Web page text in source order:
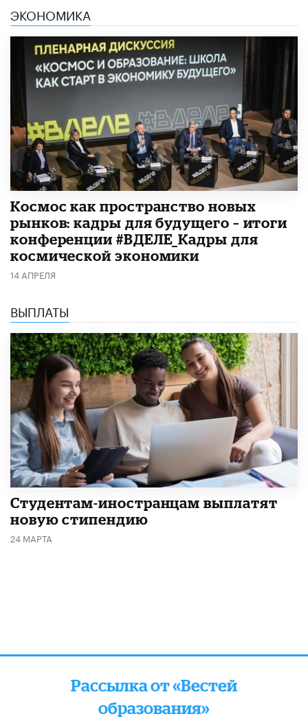
ЭКОНОМИКА
Космос как пространство новых
рынков: кадры для будущего – итоги
конференции #ВДЕЛЕ_Кадры для
космической экономики
14 АПРЕЛЯ
ВЫПЛАТЫ
Студентам-иностранцам выплатят
новую стипендию
24 МАРТА
Рассылка от «Вестей
образования»